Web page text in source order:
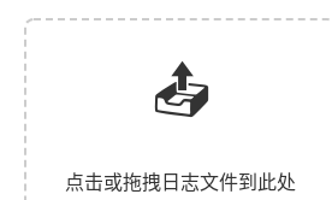
📤
点击或拖拽日志文件到此处